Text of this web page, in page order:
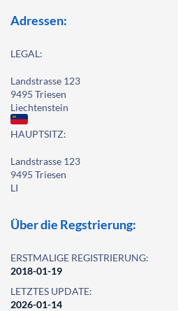
Adressen:
LEGAL:
Landstrasse 123
9495 Triesen
Liechtenstein
HAUPTSITZ:
Landstrasse 123
9495 Triesen
LI
Über die Regstrierung:
ERSTMALIGE REGISTRIERUNG:
2018-01-19
LETZTES UPDATE:
2026-01-14